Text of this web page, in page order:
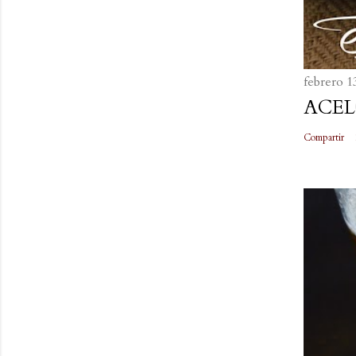
febrero
Compartir